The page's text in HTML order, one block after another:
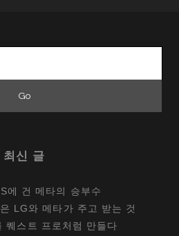
최신 글
에 건 메타의 승부수
LG와 메타가 주고 받는 것
퀘스트 프로처럼 만들다